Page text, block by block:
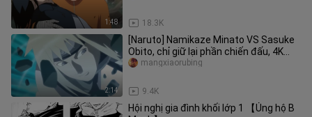
1:48 18.3K
2:14
[Naruto] Namikaze Minato VS Sasuke
Obito, chỉ giữ lại phần chiến đấu, 4K
không có hình mờ, tận hưởng
9.4K
mangxiaorubing
Hội nghị gia đình khối lớp 1 【Ủng hộ B